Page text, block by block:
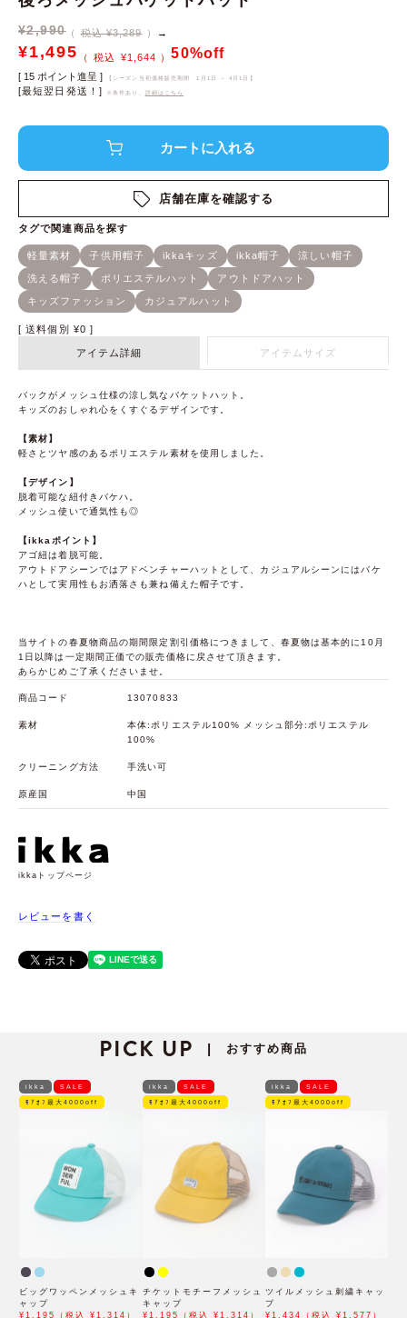
¥2,990 税込 ¥3,289 →
¥1,495 ¥1,644 50%off
[ 15 ポイント進呈 ] 【シーズン当初価格販売期間 1月1日 ～ 4月1日 】
[最短翌日発送！] ※条件あり、 詳細はこちら
店舗在庫を確認する
送料個別 ¥0
アイテム詳細 アイテムサイズ
バックがメッシュ仕様の涼し気なバケットハット。
キッズのおしゃれ心をくすぐるデザインです。
【素材】
軽さとツヤ感のあるポリエステル素材を使用しました。
【デザイン】
脱着可能な紐付きバケハ。
メッシュ使いで通気性も◎
【ikkaポイント】
アゴ紐は着脱可能。
アウトドアシーンではアドベンチャーハットとして、カジュアルシーンにはバケ
ハとして実用性もお洒落さも兼ね備えた帽子です。
当サイトの春夏物商品の期間限定割引価格につきまして、春夏物は基本的に10月
1日以降は一定期間正価での販売価格に戻させて頂きます。
あらかじめご了承くださいませ。
商品コード 13070833
素材
本体:ポリエステル100% メッシュ部分:ポリエステル
100%
クリーニング方法 手洗い可
原産国 中国
ikkaトップページ
レビューを書く
PICK UP | おすすめ商品
ikka SALE
ﾓｱｵﾌ最大4000off
ビッグワッペンメッシュキ
ャップ
¥1,195（税込 ¥1,314）
ikka SALE
ﾓｱｵﾌ最大4000off
チケットモチーフメッシュ
キャップ
¥1,195（税込 ¥1,314）
ikka SALE
ﾓｱｵﾌ最大4000off
ツイルメッシュ刺繍キャッ
プ
¥1,434（税込 ¥1,577）